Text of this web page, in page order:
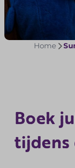
Home
Boek